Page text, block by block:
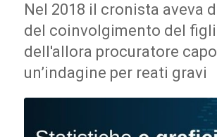
Nel 2018 il cronista aveva
del coinvolgimento del
dell'allora procuratore
un’indagine per reati gravi